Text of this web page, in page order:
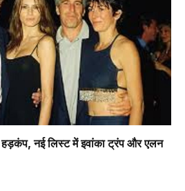
हड़कंप, नई लिस्ट में इवांका ट्रंप और एलन